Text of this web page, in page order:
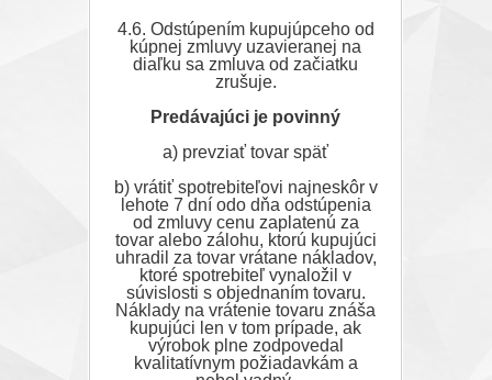
4.6. Odstúpením kupujúpceho od
kúpnej zmluvy uzavieranej na
diaľku sa zmluva od začiatku
zrušuje.
Predávajúci je povinný
a) prevziať tovar späť
b) vrátiť spotrebiteľovi najneskôr v
lehote 7 dní odo dňa odstúpenia
od zmluvy cenu zaplatenú za
tovar alebo zálohu, ktorú kupujúci
uhradil za tovar vrátane nákladov,
ktoré spotrebiteľ vynaložil v
súvislosti s objednaním tovaru.
Náklady na vrátenie tovaru znáša
kupujúci len v tom prípade, ak
výrobok plne zodpovedal
kvalitatívnym požiadavkám a